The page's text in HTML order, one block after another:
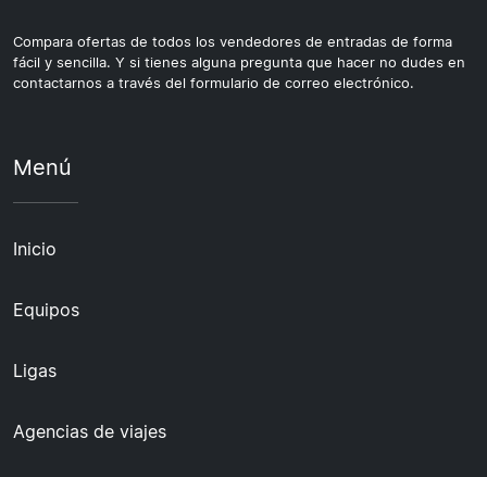
Compara ofertas de todos los vendedores de entradas de forma
fácil y sencilla. Y si tienes alguna pregunta que hacer no dudes en
contactarnos a través del formulario de correo electrónico.
Menú
Inicio
Equipos
Ligas
Agencias de viajes